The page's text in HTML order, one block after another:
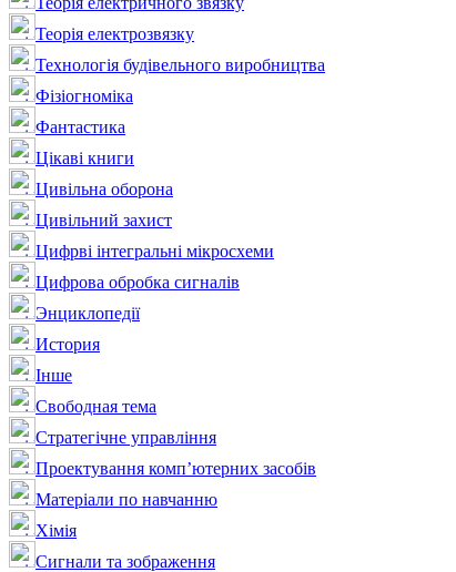
Теорія електрозвязку
Технологія будівельного виробництва
Фізіогноміка
Фантастика
Цікаві книги
Цивільна оборона
Цивільний захист
Цифрві інтегральні мікросхеми
Цифрова обробка сигналів
Энциклопедії
История
Інше
Свободная тема
Стратегічне управління
Проектування комп’ютерних засобів
Матеріали по навчанню
Хімія
Сигнали та зображення